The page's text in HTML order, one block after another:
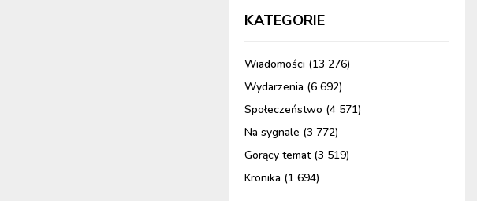
KATEGORIE
Wiadomości (13 276)
Wydarzenia (6 692)
Społeczeństwo (4 571)
Na sygnale (3 772)
Gorący temat(3 519)
Kronika (1 694)